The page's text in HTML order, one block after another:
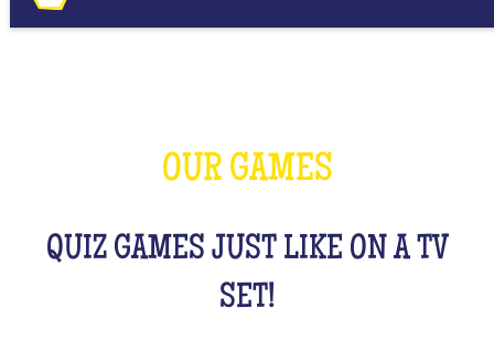
OUR GAMES
QUIZ GAMES JUST LIKE ON A TV
SET!